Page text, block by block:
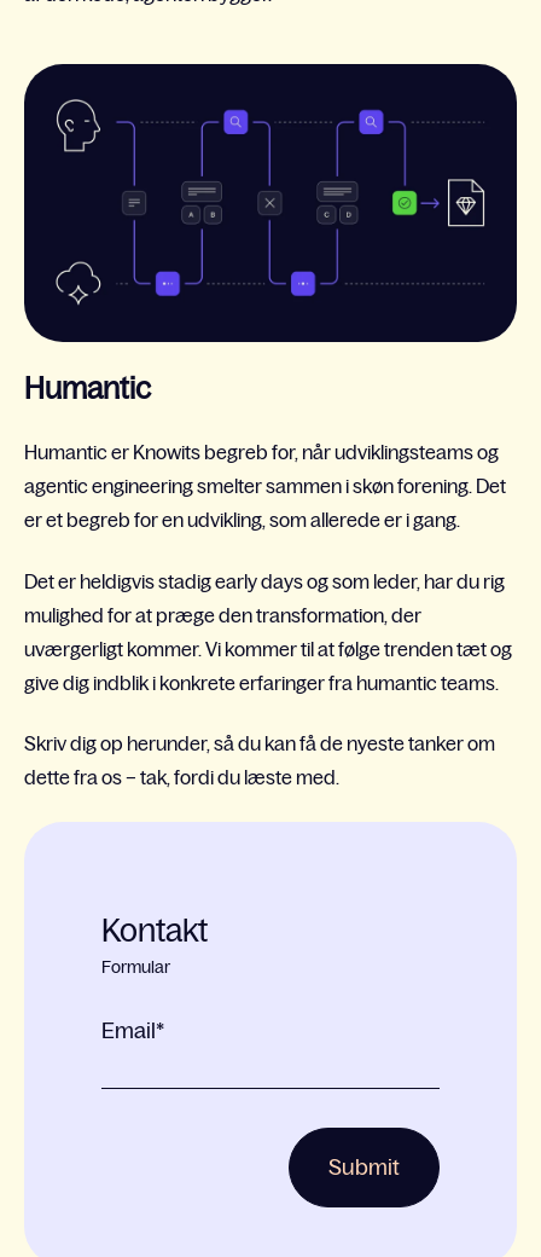
Humantic
Humantic er Knowits begreb for, når udviklingsteams og
agentic engineering smelter sammen i skøn forening. Det
er et begreb for en udvikling, som allerede er i gang.
Det er heldigvis stadig early days og som leder, har du rig
mulighed for at præge den transformation, der
uværgerligt kommer. Vi kommer til at følge trenden tæt og
give dig indblik i konkrete erfaringer fra humantic teams.
Skriv dig op herunder, så du kan få de nyeste tanker om
dette fra os – tak, fordi du læste med.
Kontakt
Formular
Email*